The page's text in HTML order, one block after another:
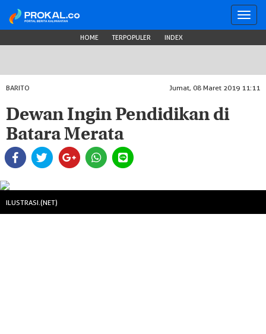
HOME TERPOPULER INDEX
BARITO Jumat, 08 Maret 2019 11:11
Dewan Ingin Pendidikan di
Batara Merata
ILUSTRASI.(NET)